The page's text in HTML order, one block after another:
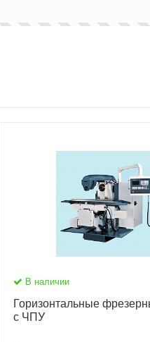
В наличии
Горизонтальные
с ЧПУ